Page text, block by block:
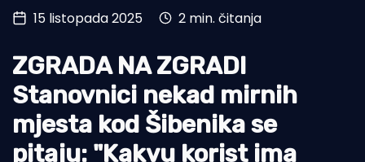
Turizam i nautika
Pomorstvo
Ribolov
Ekologija
Tradicija i kultura
15 listopada 2025 2 min. čitanja
ZGRADA NA ZGRADI
Stanovnici nekad mirnih
mjesta kod Šibenika se
pitaju: "Kakvu korist ima